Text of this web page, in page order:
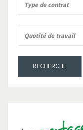
RECHERCHE